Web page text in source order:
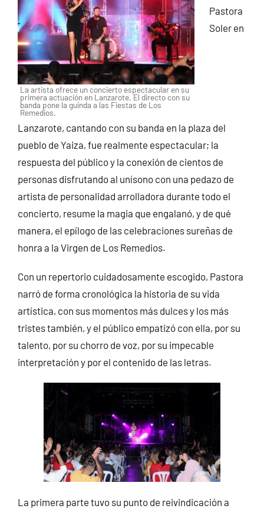
La artista ofrece un concierto espectacular en su
primera actuación en Lanzarote. El directo con su
banda pone la guinda a las Fiestas de Los
Remedios.
Pastora
Soler en
Lanzarote, cantando con su banda en la plaza del
pueblo de Yaiza, fue realmente espectacular; la
respuesta del público y la conexión de cientos de
personas disfrutando al unísono con una pedazo de
artista de personalidad arrolladora durante todo el
concierto, resume la magia que engalanó, y de qué
manera, el epílogo de las celebraciones sureñas de
honra a la Virgen de Los Remedios.
Con un repertorio cuidadosamente escogido, Pastora
narró de forma cronológica la historia de su vida
artística, con sus momentos más dulces y los más
tristes también, y el público empatizó con ella, por su
talento, por su chorro de voz, por su impecable
interpretación y por el contenido de las letras.
La primera parte tuvo su punto de reivindicación a